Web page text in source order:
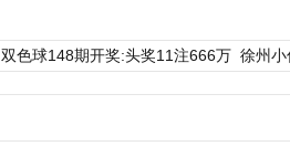
双色球148期开奖:头奖11注666万 徐州